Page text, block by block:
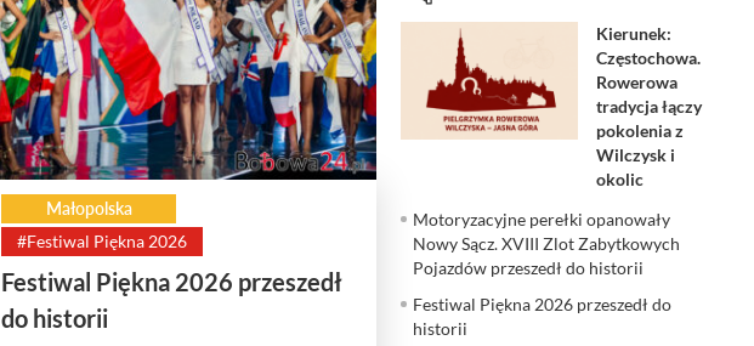
Małopolska
#Festiwal Piękna 2026
Festiwal Piękna 2026 przeszedł
do historii
Kierunek:
Częstochowa.
Rowerowa
tradycja łączy
pokolenia z
Wilczysk i
okolic
Motoryzacyjne perełki opanowały
Nowy Sącz. XVIII Zlot Zabytkowych
Pojazdów przeszedł do historii
Festiwal Piękna 2026 przeszedł do
historii